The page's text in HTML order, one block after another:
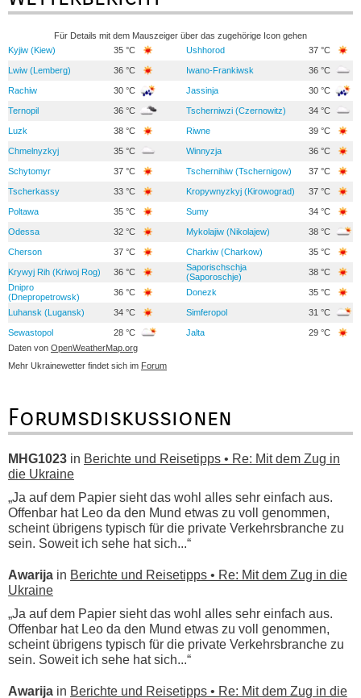
Für Details mit dem Mauszeiger über das zugehörige Icon gehen
Kyjiw (Kiew)
35 °C Ushhorod 37 °C
Lwiw (Lemberg) 36 °C Iwano-Frankiwsk 36 °C
Rachiw 30 °C Jassinja 30 °C
Ternopil 36 °C Tscherniwzi (Czernowitz) 34 °C
Luzk 38 °C Riwne 39 °C
Chmelnyzkyj 35 °C Winnyzja 36 °C
Schytomyr 37 °C Tschernihiw (Tschernigow) 37 °C
Tscherkassy 33 °C Kropywnyzkyj (Kirowograd) 37 °C
Poltawa 35 °C Sumy 34 °C
Odessa 32 °C Mykolajiw (Nikolajew) 38 °C
Cherson 37 °C Charkiw (Charkow) 35 °C
Krywyj Rih (Kriwoj Rog) 36 °C
Saporischschja
(Saporoschje)
38 °C
Dnipro
(Dnepropetrowsk)
36 °C Donezk 35 °C
Luhansk (Lugansk) 34 °C Simferopol 31 °C
Sewastopol 28 °C Jalta
29 °C
Daten von OpenWeatherMap.org
Mehr Ukrainewetter findet sich im Forum
Forumsdiskussionen
MHG1023 in Berichte und Reisetipps • Re: Mit dem Zug in
die Ukraine
„Ja auf dem Papier sieht das wohl alles sehr einfach aus.
Offenbar hat Leo da den Mund etwas zu voll genommen,
scheint übrigens typisch für die private Verkehrsbranche zu
sein. Soweit ich sehe hat sich...“
Awarija in Berichte und Reisetipps • Re: Mit dem Zug in die
Ukraine
„Ja auf dem Papier sieht das wohl alles sehr einfach aus.
Offenbar hat Leo da den Mund etwas zu voll genommen,
scheint übrigens typisch für die private Verkehrsbranche zu
sein. Soweit ich sehe hat sich...“
Awarija in Berichte und Reisetipps • Re: Mit dem Zug in die